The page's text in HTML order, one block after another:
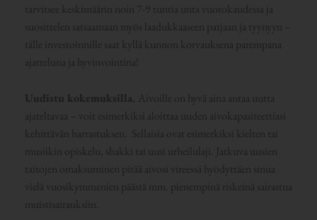
tarvitsee keskimäärin noin 7-9 tuntia unta vuorokaudessa ja
suosittelen satsaamaan myös laadukkaaseen patjaan ja tyynyyn –
tälle investoinnille saat kyllä kunnon korvauksena parempana
ajatteluna ja hyvinvointina!
Uudistu kokemuksilla. Aivoille on hyvä aina antaa uutta
ajateltavaa – voit esimerkiksi aloittaa uuden aivokapasiteettiasi
kehittävän harrastuksen. Sellaisia ovat esimerkiksi kielten tai
musiikin opiskelu, shakki tai uusi urheilulaji. Jatkuva uusien
taitojen omaksuminen pitää aivosi vireessä hyödyttäen sinua
vielä vuosikymmenien päästä mm. pienempinä riskeinä sairastua
muistisairauksiin.